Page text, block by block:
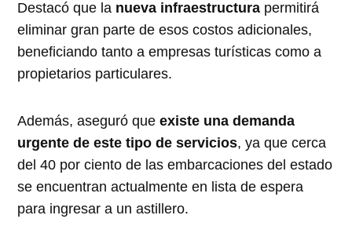
Destacó que la nueva infraestructura permitirá
eliminar gran parte de esos costos adicionales,
beneficiando tanto a empresas turísticas como a
propietarios particulares.
Además, aseguró queexiste una demanda
urgente de este tipo de servicios, ya que cerca
del 40 por ciento de las embarcaciones del estado
se encuentran actualmente en lista de espera
para ingresar a un astillero.